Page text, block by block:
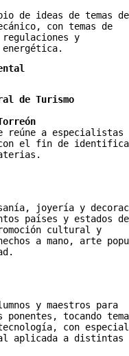
de ideas de temas de
con temas de
y
de Turismo
reúne a especialistas
el fin de
joyería y
países y estados de
cultural y
a mano, arte
y maestros para
tocando
con especial
aplicada a distintas